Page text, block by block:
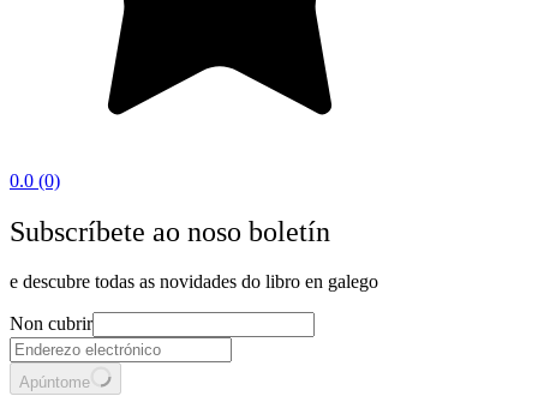
0.0 (0)
Subscríbete ao noso boletín
e descubre todas as novidades do libro en galego
Non cubrir
Apúntome